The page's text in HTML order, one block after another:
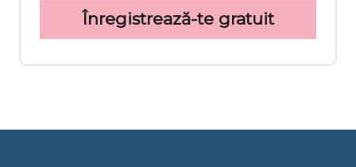
Înregistrează-te gratuit